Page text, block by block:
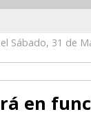
Sábado, 31 de
en